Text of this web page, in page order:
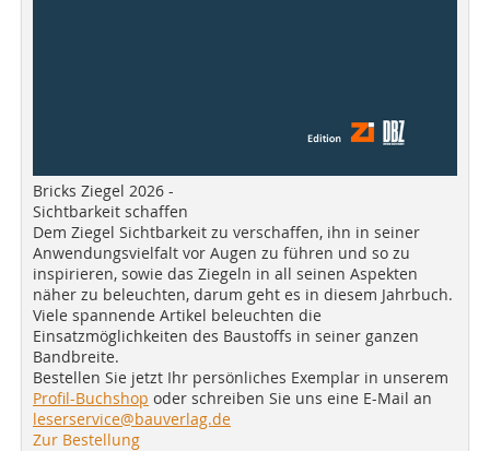
Bricks Ziegel 2026 -
Sichtbarkeit schaffen
Dem Ziegel Sichtbarkeit zu verschaffen, ihn in seiner
Anwendungsvielfalt vor Augen zu führen und so zu
inspirieren, sowie das Ziegeln in all seinen Aspekten
näher zu beleuchten, darum geht es in diesem Jahrbuch.
Viele spannende Artikel beleuchten die
Einsatzmöglichkeiten des Baustoffs in seiner ganzen
Bandbreite.
Bestellen Sie jetzt Ihr persönliches Exemplar in unserem
Profil-Buchshop oder schreiben Sie uns eine E-Mail an
leserservice@bauverlag.de
Zur Bestellung